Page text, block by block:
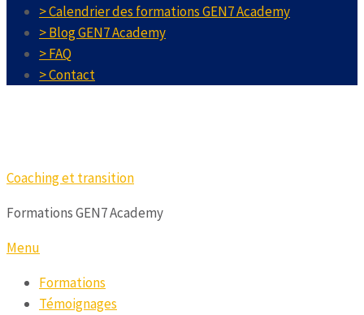
> Calendrier des formations GEN7 Academy
> Blog GEN7 Academy
> FAQ
> Contact
Coaching et transition
Formations GEN7 Academy
Menu
Formations
Témoignages